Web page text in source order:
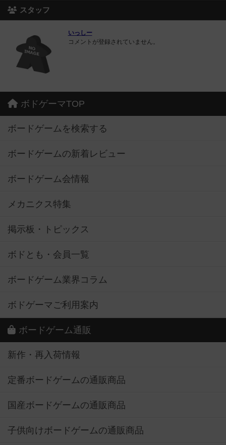
スタッフ
いっしー
コメントが登録されていません。
ボドゲーマTOP
ボードゲームを検索する
ボードゲームの新着レビュー
ボードゲーム会情報
メカニクス特集
掲示板・トピックス
ボドとも・会員一覧
ボードゲーム業界コラム
ボドゲーマご利用案内
ボードゲーム通販
新作・再入荷情報
定番ボードゲームの通販商品
国産ボードゲームの通販商品
子供向けボードゲームの通販商品